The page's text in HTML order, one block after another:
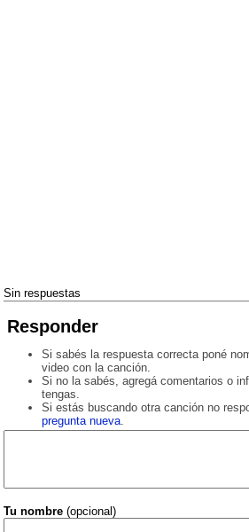
Sin respuestas
Responder
Si sabés la respuesta correcta poné
video con la canción.
Si no la sabés, agregá comentarios o
tengas.
Si estás buscando otra canción no
pregunta nueva.
Tu nombre (opcional)